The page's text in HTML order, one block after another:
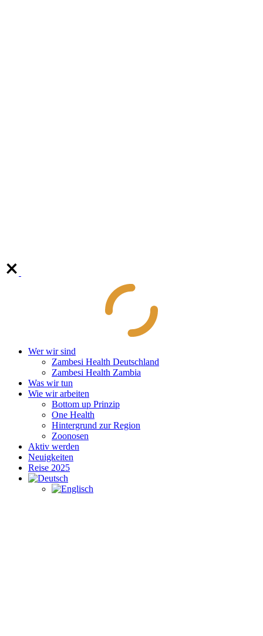
Wer wir sind
Zambesi Health Deutschland
Zambesi Health Zambia
Was wir tun
Wie wir arbeiten
Bottom up Prinzip
One Health
Hintergrund zur Region
Zoonosen
Aktiv werden
Neuigkeiten
Reise 2025